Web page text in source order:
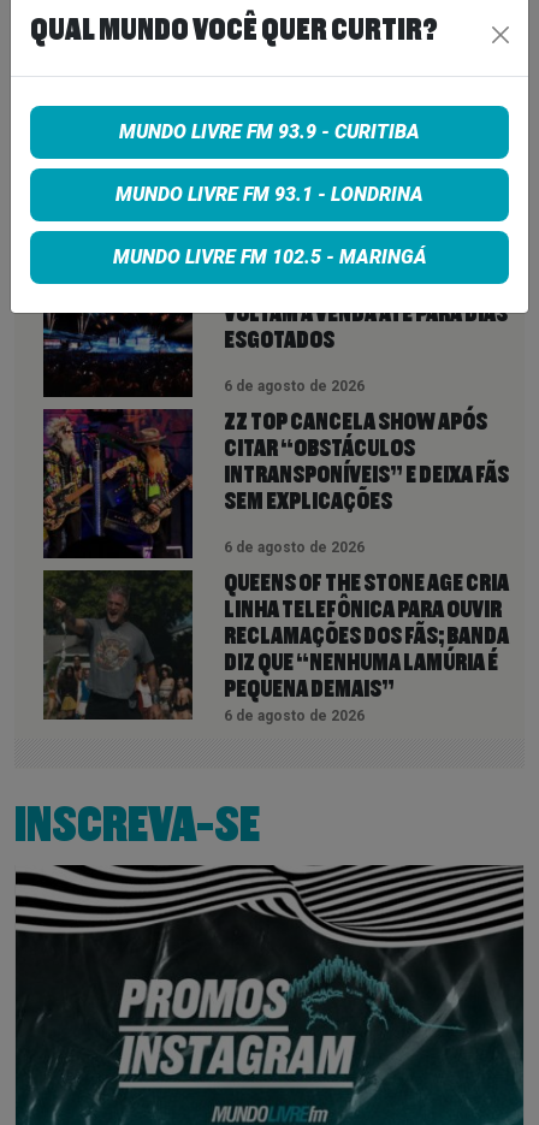
VEJA TAMBÉM
ROCK IN RIO 2026 ABRE NOVA
CHANCE PARA FÃS: INGRESSOS
VOLTAM À VENDA ATÉ PARA DIAS
ESGOTADOS
6 de agosto de 2026
ZZ TOP CANCELA SHOW APÓS
CITAR “OBSTÁCULOS
INTRANSPONÍVEIS” E DEIXA FÃS
SEM EXPLICAÇÕES
6 de agosto de 2026
QUEENS OF THE STONE AGE CRIA
LINHA TELEFÔNICA PARA OUVIR
RECLAMAÇÕES DOS FÃS; BANDA
DIZ QUE “NENHUMA LAMÚRIA É
PEQUENA DEMAIS”
6 de agosto de 2026
INSCREVA-SE
QUAL MUNDO VOCÊ QUER CURTIR?
MUNDO LIVRE FM 93.9 - CURITIBA
MUNDO LIVRE FM 93.1 - LONDRINA
MUNDO LIVRE FM 102.5 - MARINGÁ